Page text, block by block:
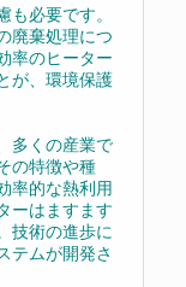
必要です。
廃棄処理につ
率のヒーター
が、環境保護
多くの産業で
の特徴や種
率的な熱利用
ーはますます
技術の進歩に
テムが開発さ